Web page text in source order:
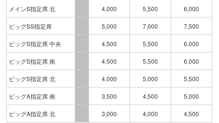
メインS指定席 北 4,000 5,500 6,000
ビッグSS指定席 5,000 7,000 7,500
ビッグS指定席 中央 4,500 5,500 6,000
ビッグS指定席 南 4,500 5,500 6,000
ビッグS指定席 北 4,000 5,000 5,500
ビッグA指定席 南 3,500 4,500 5,000
ビッグA指定席 北 3,000 4,000 4,500